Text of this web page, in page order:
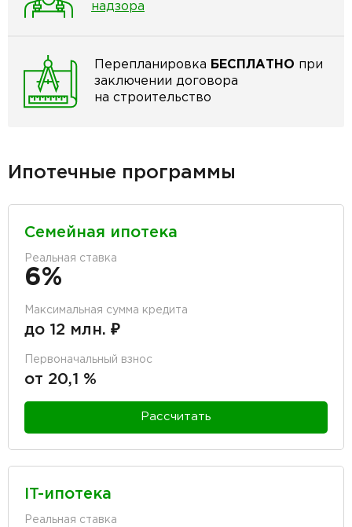
надзора
Перепланировка БЕСПЛАТНО при
заключении договора
на строительство
Ипотечные программы
Семейная ипотека
Реальная ставка
6%
Максимальная сумма кредита
до 12 млн. ₽
Первоначальный взнос
от 20,1 %
Рассчитать
IT-ипотека
Реальная ставка